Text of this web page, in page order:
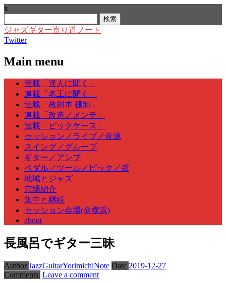
x
索:
ジャズギター寄り道ノート
Twitter
Main menu
Skip
content
連載「達人に聞く」
連載「名工に聞く」
連載「教則本 棚卸」
連載「改造／メンテ」
連載「ピックケース」
セッション／ライブ／音源
スイング／グルーブ
ギター／アンプ
ペダル／ツール／ピック／弦
地域とジャズ
穴場紹介
集中と継続
セッション会場(＠横浜)
about
長風呂でギター三昧
Author JazzGuitarYorimichiNote Date 2019-12-27
Comments: Leave a comment